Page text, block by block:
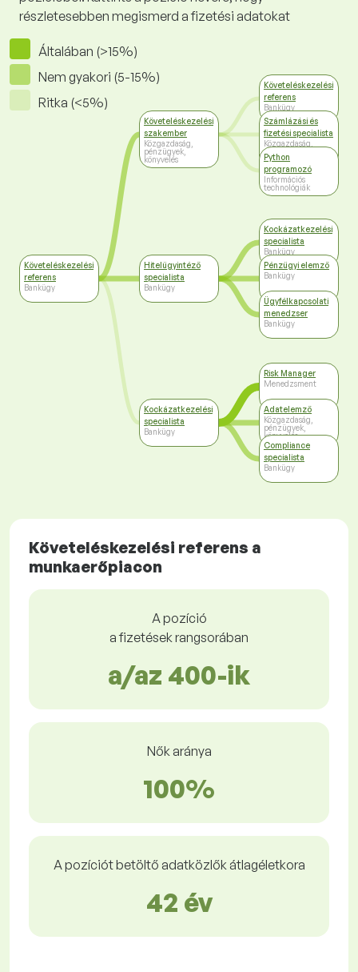
részletesebben megismerd a fizetési adatokat
Általában (>15%)
Nem gyakori (5-15%)
Ritka (<5%)
Követeléskezelési
referens
Bankügy
Követeléskezelési
szakember
Közgazdaság,
pénzügyek,
könyvelés
Hitelügyintéző
specialista
Bankügy
Kockázatkezelési
specialista
Bankügy
Követeléskezelési
referens
Bankügy
Számlázási és
fizetési specialista
Közgazdaság,
pénzügyek,
könyvelés
Python
programozó
Információs
technológiák
Kockázatkezelési
specialista
Bankügy
Pénzügyi elemző
Bankügy
Ügyfélkapcsolati
menedzser
Bankügy
Risk Manager
Menedzsment
Adatelemző
Közgazdaság,
pénzügyek,
könyvelés
Compliance
specialista
Bankügy
Követeléskezelési referens a
munkaerőpiacon
A pozíció
a fizetések rangsorában
a/az 400-ik
Nők aránya
100%
A pozíciót betöltő adatközlők átlagéletkora
42 év